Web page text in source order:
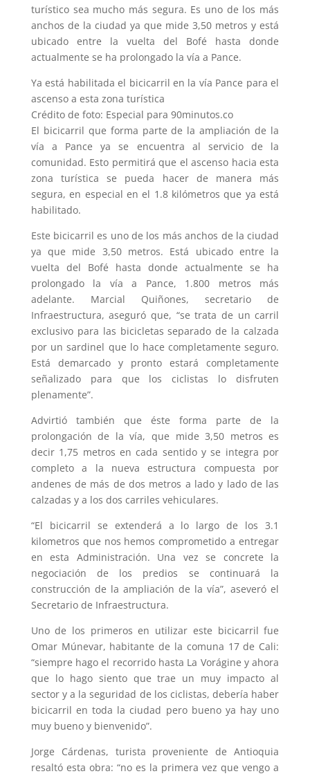
turístico sea mucho más segura. Es uno de los más
anchos de la ciudad ya que mide 3,50 metros y está
ubicado entre la vuelta del Bofé hasta donde
actualmente se ha prolongado la vía a Pance.
Ya está habilitada el bicicarril en la vía Pance para el
ascenso a esta zona turística
Crédito de foto: Especial para 90minutos.co
El bicicarril que forma parte de la ampliación de la
vía a Pance ya se encuentra al servicio de la
comunidad. Esto permitirá que el ascenso hacia esta
zona turística se pueda hacer de manera más
segura, en especial en el 1.8 kilómetros que ya está
habilitado.
Este bicicarril es uno de los más anchos de la ciudad
ya que mide 3,50 metros. Está ubicado entre la
vuelta del Bofé hasta donde actualmente se ha
prolongado la vía a Pance, 1.800 metros más
adelante. Marcial Quiñones, secretario de
Infraestructura, aseguró que, “se trata de un carril
exclusivo para las bicicletas separado de la calzada
por un sardinel que lo hace completamente seguro.
Está demarcado y pronto estará completamente
señalizado para que los ciclistas lo disfruten
plenamente”.
Advirtió también que éste forma parte de la
prolongación de la vía, que mide 3,50 metros es
decir 1,75 metros en cada sentido y se integra por
completo a la nueva estructura compuesta por
andenes de más de dos metros a lado y lado de las
calzadas y a los dos carriles vehiculares.
“El bicicarril se extenderá a lo largo de los 3.1
kilometros que nos hemos comprometido a entregar
en esta Administración. Una vez se concrete la
negociación de los predios se continuará la
construcción de la ampliación de la vía”, aseveró el
Secretario de Infraestructura.
Uno de los primeros en utilizar este bicicarril fue
Omar Múnevar, habitante de la comuna 17 de Cali:
“siempre hago el recorrido hasta La Vorágine y ahora
que lo hago siento que trae un muy impacto al
sector y a la seguridad de los ciclistas, debería haber
bicicarril en toda la ciudad pero bueno ya hay uno
muy bueno y bienvenido”.
Jorge Cárdenas, turista proveniente de Antioquia
resaltó esta obra: “no es la primera vez que vengo a